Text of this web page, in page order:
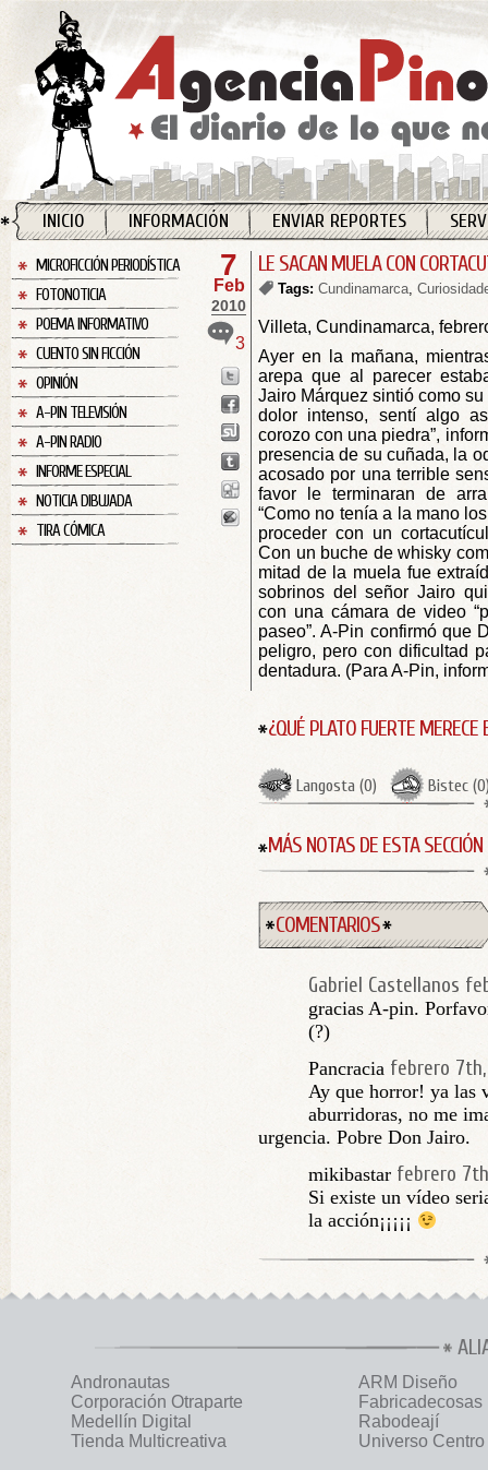
INICIO INFORMACIÓN ENVIAR REPORTES
MICROFICCIÓN PERIODÍSTICA
FOTONOTICIA
POEMA INFORMATIVO
CUENTO SIN FICCIÓN
OPINIÓN
A-PIN TELEVISIÓN
A-PIN RADIO
INFORME ESPECIAL
NOTICIA DIBUJADA
TIRA CÓMICA
7
Feb
2010
3
LE SACAN MUELA CON
Tags: Cundinamarca,
Villeta, Cundinamarca,
Ayer en la mañana,
arepa que al parecer
Jairo Márquez sintió como
dolor intenso, sentí algo
corozo con una piedra”,
presencia de su cuñada, la
acosado por una terrible
favor le terminaran de
“Como no tenía a la mano
proceder con un
Con un buche de whisky
mitad de la muela fue
sobrinos del señor Jairo
con una cámara de video
paseo”. A-Pin confirmó que
peligro, pero con dificultad
dentadura. (Para A-Pin,
¿QUÉ PLATO FUERTE MERECE
Langosta (0) Bistec (0
MÁS NOTAS DE ESTA SECCIÓN
COMENTARIOS
Gabriel Castellanos
gracias A-pin.
(?)
Pancracia febrero 7th,
Ay que horror! ya las
aburridoras, no me
urgencia. Pobre Don Jairo.
mikibastar febrero
Si existe un vídeo
la acción¡¡¡¡¡
Andronautas
ARM Diseño
Corporación Otraparte
Fabricadecosas
Medellín Digital
Rabodeají
Tienda Multicreativa
Universo Centro